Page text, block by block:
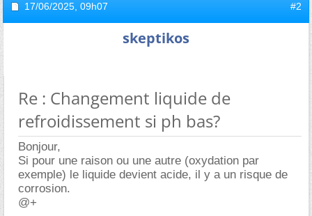
17/06/2025, 09h07 #2
skeptikos
Re : Changement liquide de
refroidissement si ph bas?
Bonjour,
Si pour une raison ou une autre (oxydation par
exemple) le liquide devient acide, il y a un risque de
corrosion.
@+